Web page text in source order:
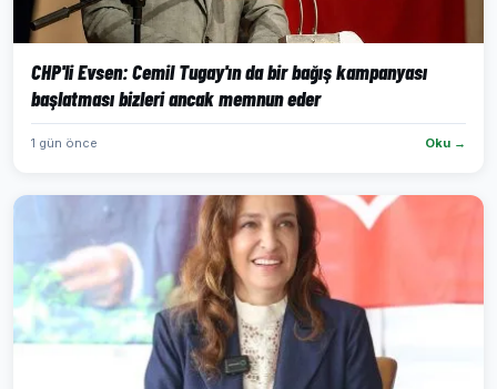
CHP'li Evsen: Cemil Tugay'ın da bir bağış kampanyası
başlatması bizleri ancak memnun eder
1 gün önce Oku →